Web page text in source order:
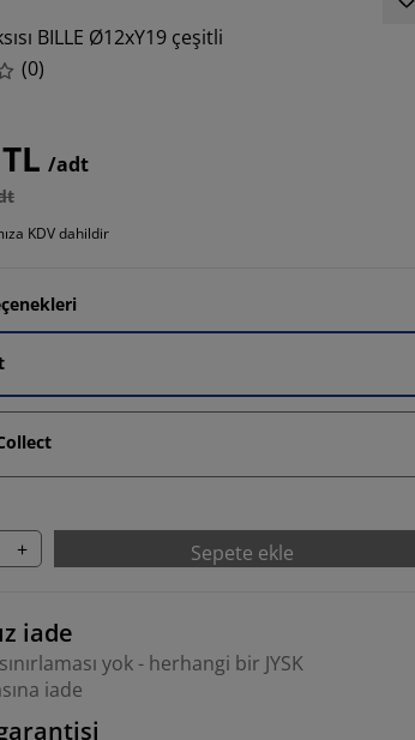
BILLE Ø12xY19 çeşitli
(0)
/adt
KDV dahildir
+ Sepete ekle
iade
yok - herhangi bir JYSK
iade